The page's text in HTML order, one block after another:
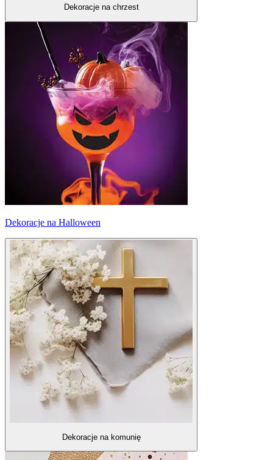
Dekoracje na chrzest
Dekoracje na Halloween
Dekoracje na komunię